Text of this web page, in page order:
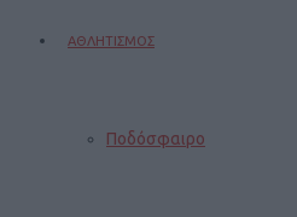
ΑΘΛΗΤΙΣΜΟΣ
Ποδόσφαιρο